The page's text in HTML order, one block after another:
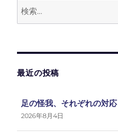
最近の投稿
足の怪我、それぞれの対応
2026年8月4日